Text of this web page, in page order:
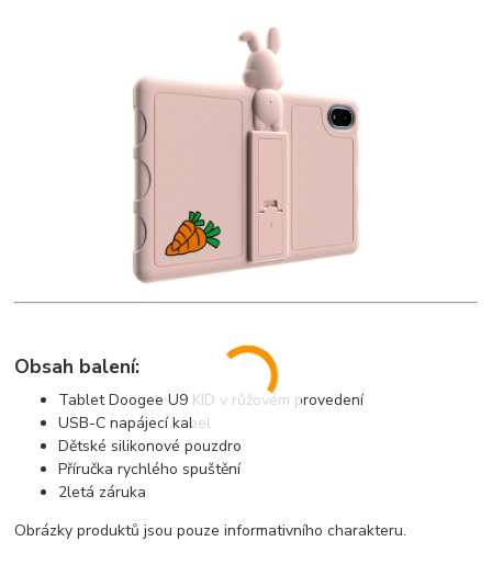
Obsah balení:
Tablet Doogee U9 KID v růžovém provedení
USB-C napájecí kabel
Dětské silikonové pouzdro
Příručka rychlého spuštění
2letá záruka
Obrázky produktů jsou pouze informativního charakteru.